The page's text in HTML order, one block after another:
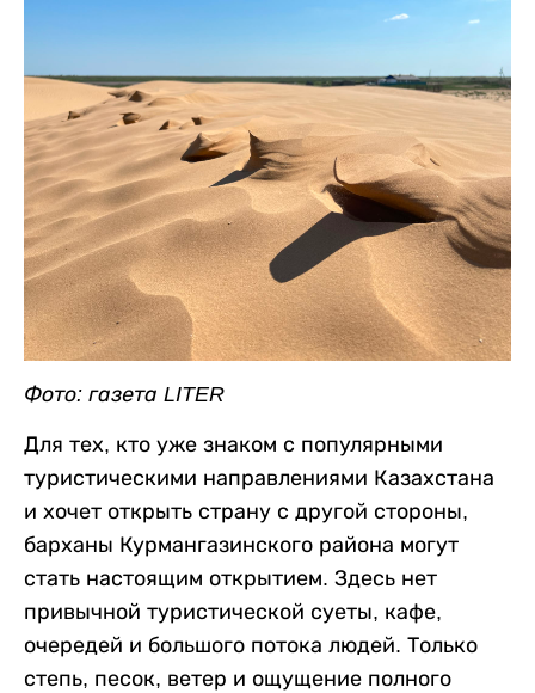
Фото: газета LITER
Для тех, кто уже знаком с популярными
туристическими направлениями Казахстана
и хочет открыть страну с другой стороны,
барханы Курмангазинского района могут
стать настоящим открытием. Здесь нет
привычной туристической суеты, кафе,
очередей и большого потока людей. Только
степь, песок, ветер и ощущение полного